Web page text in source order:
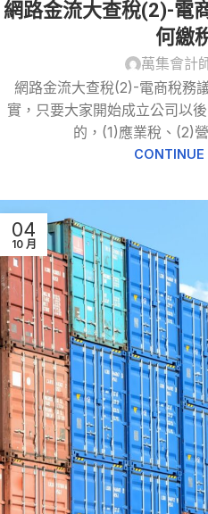
賣,網路購物,跨
網路金流大查稅(2)-電
何繳
萬集會計
網路金流大查稅(2)-電商稅務
實，只要大家開始成立公司以
的，(1)應業稅、(2)
CONTINUE
04
10 月